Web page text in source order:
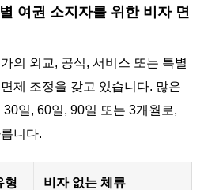
여권 소지자를 위한 비자 면
의 외교, 공식, 서비스 또는 특별
제 조정을 갖고 있습니다. 많은
일, 60일, 90일 또는 3개월로,
니다.
형 비자 없는 체류